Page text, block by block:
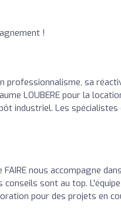
!
professionnalisme, sa
LOUBERE pour la
industriel. Les
nous accompagne
sont au top.
pour des projets en